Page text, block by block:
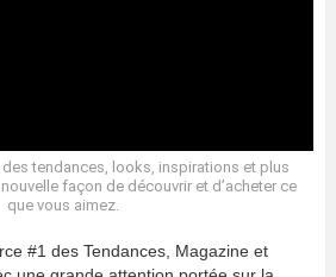
tendances, looks, inspirations et plus
façon de découvrir et d’acheter ce
que vous aimez.
#1 des Tendances, Magazine et